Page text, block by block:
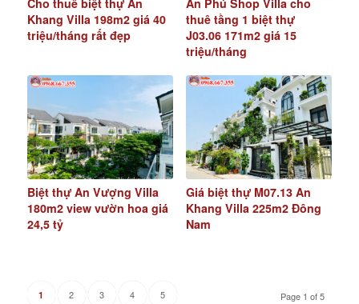
Cho thuê biệt thự An
Khang Villa 198m2 giá 40
triệu/tháng rất đẹp
An Phú Shop Villa cho
thuê tầng 1 biệt thự
J03.06 171m2 giá 15
triệu/tháng
Biệt thự An Vượng Villa
180m2 view vườn hoa giá
24,5 tỷ
Giá biệt thự M07.13 An
Khang Villa 225m2 Đông
Nam
Page 1 of 5
1 2 3 4 5